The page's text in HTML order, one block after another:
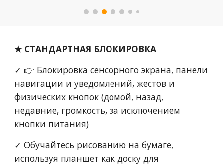
★ СТАНДАРТНАЯ БЛОКИРОВКА
✓ 👉 Блокировка сенсорного экрана, панели
навигации и уведомлений, жестов и
физических кнопок (домой, назад,
недавние, громкость, за исключением
кнопки питания)
✓ Обучайтесь рисованию на бумаге,
используя планшет как доску для